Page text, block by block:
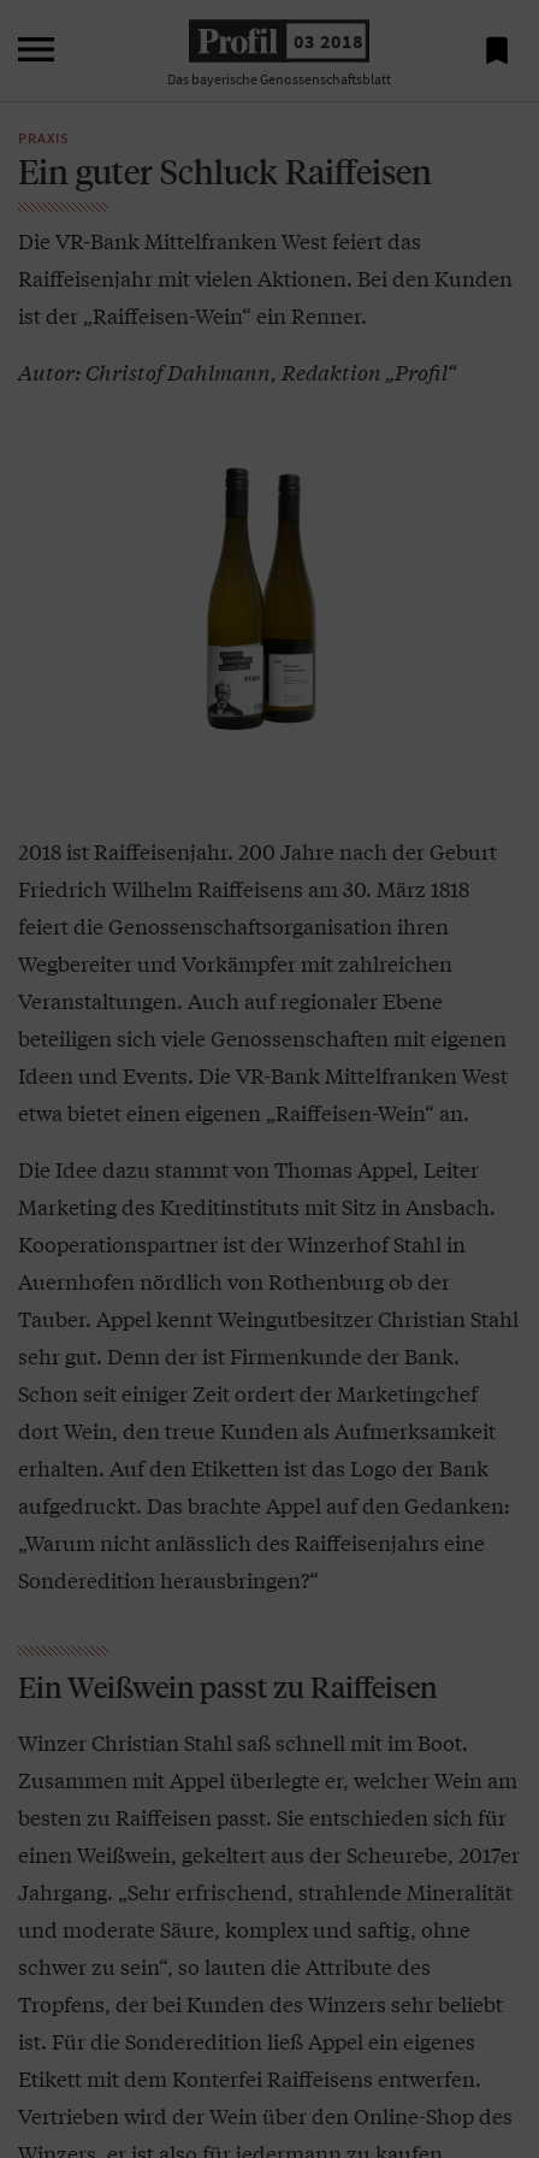
 03 2018
Das bayerische Genossenschaftsblatt

PRAXIS
Ein guter Schluck Raiffeisen
Die VR-Bank Mittelfranken West feiert das
Raiffeisenjahr mit vielen Aktionen. Bei den Kunden
ist der „Raiffeisen-Wein“ ein Renner.
Autor: Christof Dahlmann, Redaktion „Profil“
2018 ist Raiffeisenjahr. 200 Jahre nach der Geburt
Friedrich Wilhelm Raiffeisens am 30. März 1818
feiert die Genossenschaftsorganisation ihren
Wegbereiter und Vorkämpfer mit zahlreichen
Veranstaltungen. Auch auf regionaler Ebene
beteiligen sich viele Genossenschaften mit eigenen
Ideen und Events. Die VR-Bank Mittelfranken West
etwa bietet einen eigenen „Raiffeisen-Wein“ an.
Die Idee dazu stammt von Thomas Appel, Leiter
Marketing des Kreditinstituts mit Sitz in Ansbach.
Kooperationspartner ist der Winzerhof Stahl in
Auernhofen nördlich von Rothenburg ob der
Tauber. Appel kennt Weingutbesitzer Christian Stahl
sehr gut. Denn der ist Firmenkunde der Bank.
Schon seit einiger Zeit ordert der Marketingchef
dort Wein, den treue Kunden als Aufmerksamkeit
erhalten. Auf den Etiketten ist das Logo der Bank
aufgedruckt. Das brachte Appel auf den Gedanken:
„Warum nicht anlässlich des Raiffeisenjahrs eine
Sonderedition herausbringen?“
Ein Weißwein passt zu Raiffeisen
Winzer Christian Stahl saß schnell mit im Boot.
Zusammen mit Appel überlegte er, welcher Wein am
besten zu Raiffeisen passt. Sie entschieden sich für
einen Weißwein, gekeltert aus der Scheurebe, 2017er
Jahrgang. „Sehr erfrischend, strahlende Mineralität
und moderate Säure, komplex und saftig, ohne
schwer zu sein“, so lauten die Attribute des
Tropfens, der bei Kunden des Winzers sehr beliebt
ist. Für die Sonderedition ließ Appel ein eigenes
Etikett mit dem Konterfei Raiffeisens entwerfen.
Vertrieben wird der Wein über den Online-Shop des